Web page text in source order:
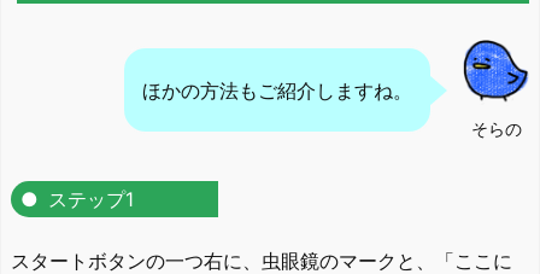
そらの
ほかの方法もご紹介しますね。
ステップ1
スタートボタンの一つ右に、虫眼鏡のマークと、「ここに